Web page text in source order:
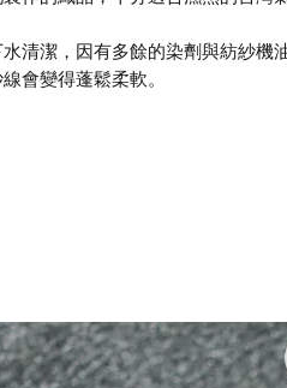
清潔，因有多餘的染劑與紡紗機
會變得蓬鬆柔軟。